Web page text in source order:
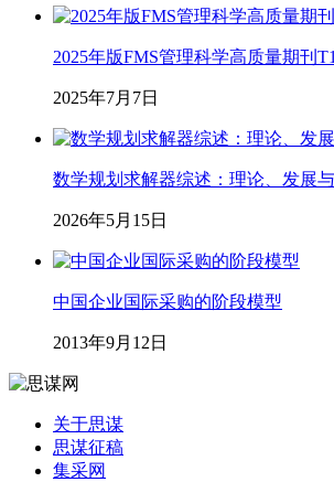
2025年版FMS管理科学高质量期刊
2025年7月7日
数学规划求解器综述：理论、发展
2026年5月15日
中国企业国际采购的阶段模型
2013年9月12日
关于思谋
思谋征稿
集采网